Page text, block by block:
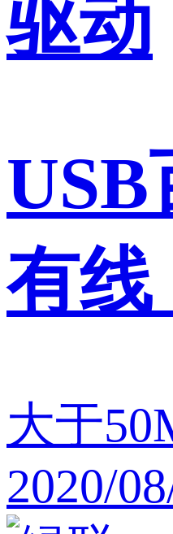
驱动
USB
有线
大于
2020/